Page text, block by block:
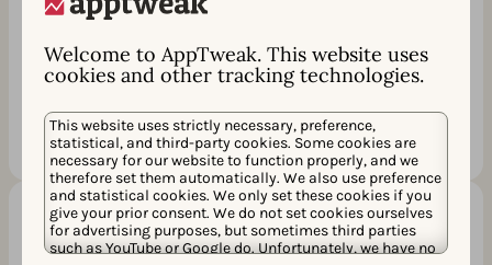
Welcome to AppTweak. This website uses
cookies and other tracking technologies.
This website uses strictly necessary, preference,
statistical, and third-party cookies. Some cookies are
necessary for our website to function properly, and we
therefore set them automatically. We also use preference
and statistical cookies. We only set these cookies if you
give your prior consent. We do not set cookies ourselves
for advertising purposes, but sometimes third parties
such as YouTube or Google do. Unfortunately, we have no
クインストール数
各キーワードがアプリにもたらすオーガニック
ダウンロード数を見積もり、成長の可能性を秘
関連性スコア（AI）